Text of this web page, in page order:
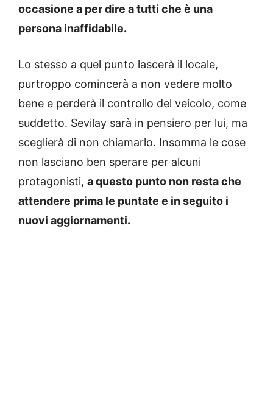
occasione a per dire a tutti che è una
persona inaffidabile.
Lo stesso a quel punto lascerà il locale,
purtroppo comincerà a non vedere molto
bene e perderà il controllo del veicolo, come
suddetto. Sevilay sarà in pensiero per lui, ma
sceglierà di non chiamarlo. Insomma le cose
non lasciano ben sperare per alcuni
protagonisti, a questo punto non resta che
attendere prima le puntate e in seguito i
nuovi aggiornamenti.